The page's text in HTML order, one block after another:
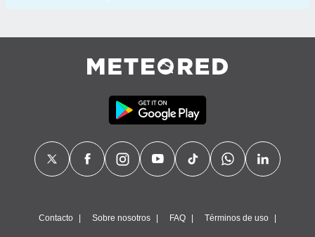
Contacto Sobre nosotros FAQ Términos de uso